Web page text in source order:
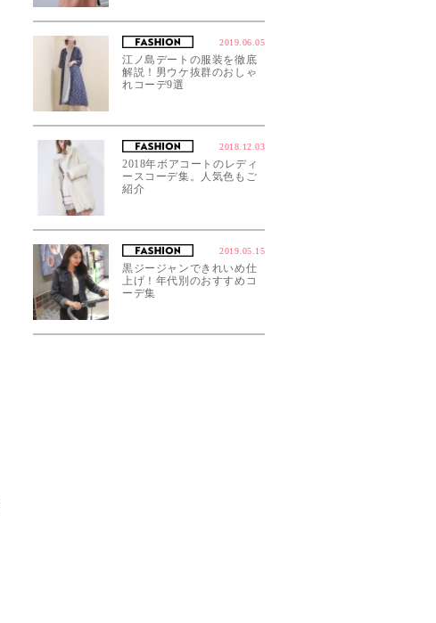
2019.06.05
江ノ島デートの服装を徹底
解説！男ウケ抜群のおしゃ
れコーデ9選
2018.12.03
2018年ボアコートのレディ
ースコーデ集。人気色もご
紹介
2019.05.15
黒ジージャンできれいめ仕
上げ！年代別のおすすめコ
ーデ集